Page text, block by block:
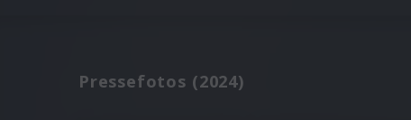
Pressefotos (2024)